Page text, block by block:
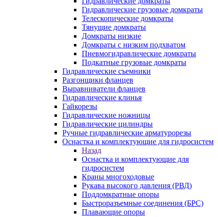
Гидравлические грузовые домкраты
Телескопические домкраты
Тянущие домкраты
Домкраты низкие
Домкраты с низким подхватом
Пневмогидравлические домкраты
Подкатные грузовые домкраты
Гидравлические съемники
Разгонщики фланцев
Выравниватели фланцев
Гидравлические клинья
Гайкорезы
Гидравлические ножницы
Гидравлические цилиндры
Ручные гидравлические арматурорезы
Оснастка и комплектующие для гидросистем
Назад
Оснастка и комплектующие для
гидросистем
Краны многоходовые
Рукава высокого давления (РВД)
Поддомкратные опоры
Быстроразъемные соединения (БРС)
Плавающие опоры